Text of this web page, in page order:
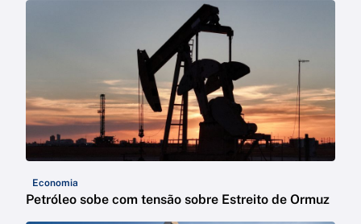
Economia
Petróleo sobe com tensão sobre Estreito de Ormuz